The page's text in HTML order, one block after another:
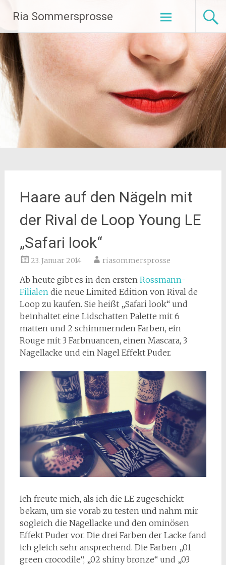
Inhalt
springen
Ria Sommersprosse
Haare auf den Nägeln mit
der Rival de Loop Young LE
„Safari look“
23. Januar 2014 riasommersprosse
Ab heute gibt es in den ersten Rossmann-
Filialendie neue Limited Edition von Rival de
Loop zu kaufen. Sie heißt „Safari look“ und
beinhaltet eine Lidschatten Palette mit 6
matten und 2 schimmernden Farben, ein
Rouge mit 3 Farbnuancen, einen Mascara, 3
Nagellacke und ein Nagel Effekt Puder.
Ich freute mich, als ich die LE zugeschickt
bekam, um sie vorab zu testen und nahm mir
sogleich die Nagellacke und den ominösen
Effekt Puder vor. Die drei Farben der Lacke fand
ich gleich sehr ansprechend. Die Farben „01
green crocodile“, „02 shiny bronze“ und „03